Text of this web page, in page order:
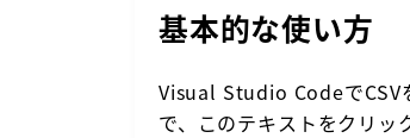
基本的な使い方
Visual Studio CodeでCSV
で、このテキストをクリッ